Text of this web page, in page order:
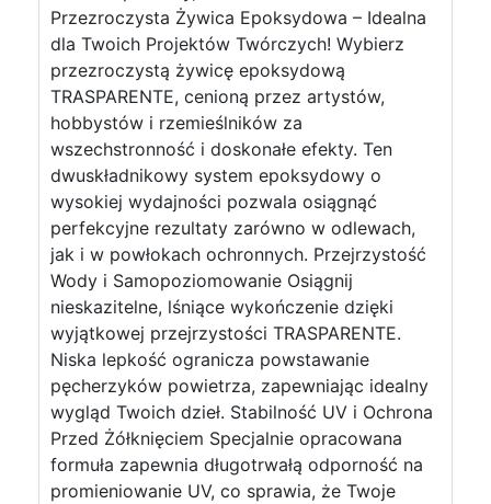
Przezroczysta Żywica Epoksydowa – Idealna
dla Twoich Projektów Twórczych! Wybierz
przezroczystą żywicę epoksydową
TRASPARENTE, cenioną przez artystów,
hobbystów i rzemieślników za
wszechstronność i doskonałe efekty. Ten
dwuskładnikowy system epoksydowy o
wysokiej wydajności pozwala osiągnąć
perfekcyjne rezultaty zarówno w odlewach,
jak i w powłokach ochronnych. Przejrzystość
Wody i Samopoziomowanie Osiągnij
nieskazitelne, lśniące wykończenie dzięki
wyjątkowej przejrzystości TRASPARENTE.
Niska lepkość ogranicza powstawanie
pęcherzyków powietrza, zapewniając idealny
wygląd Twoich dzieł. Stabilność UV i Ochrona
Przed Żółknięciem Specjalnie opracowana
formuła zapewnia długotrwałą odporność na
promieniowanie UV, co sprawia, że Twoje